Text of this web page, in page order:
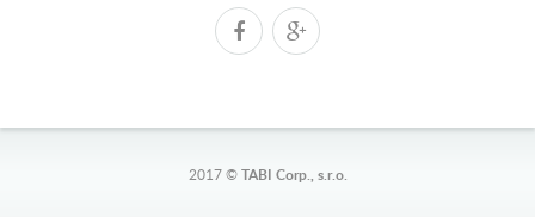
2017 © TABI Corp., s.r.o.